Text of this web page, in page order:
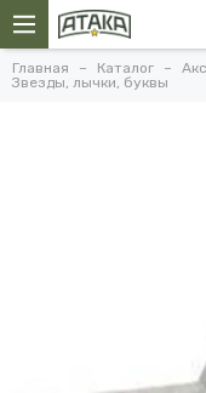
Главная Каталог
Звезды, лычки, буквы